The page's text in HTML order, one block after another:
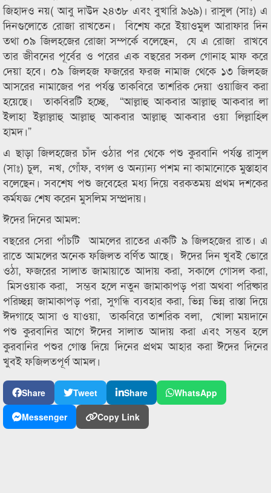
জিহাদও নয়( আবু দাউদ ২৪৩৮ এবং বুখারি ৯৬৯)। রাসুল (সাঃ) এ
দিনগুলোতে রোজা রাখতেন। বিশেষ করে ইয়াওমুল আরাফার দিন
তথা ০৯ জিলহজের রোজা সম্পর্কে বলেছেন, যে এ রোজা রাখবে
তার জীবনের পূর্বের ও পরের এক বছরের সকল গোনাহ মাফ করে
দেয়া হবে। ০৯ জিলহজ ফজরের ফরজ নামাজ থেকে ১৩ জিলহজ
আসরের নামাজের পর পর্যন্ত তাকবিরে তাশরিক দেয়া ওয়াজিব করা
হয়েছে। তাকবিরটি হচ্ছে, “আল্লাহু আকবার আল্লাহু আকবার লা
ইলাহা ইল্লাল্লাহু আল্লাহু আকবার আল্লাহু আকবার ওয়া লিল্লাহিল
হামদ।”
এ ছাড়া জিলহজের চাঁদ ওঠার পর থেকে পশু কুরবানি পর্যন্ত রাসুল
(সাঃ) চুল, নখ, গোঁফ, বগল ও অন্যান্য পশম না কামানোকে মুস্তাহাব
বলেছেন। সবশেষ পশু জবেহের মধ্য দিয়ে বরকতময় প্রথম দশকের
কর্মযজ্ঞ শেষ করেন মুসলিম সম্প্রদায়।
ঈদের দিনের আমল:
বছরের সেরা পাঁচটি আমলের রাতের একটি ৯ জিলহজের রাত। এ
রাতে আমলের অনেক ফজিলত বর্ণিত আছে। ঈদের দিন খুবই ভোরে
ওঠা, ফজরের সালাত জামায়াতে আদায় করা, সকালে গোসল করা,
মিসওয়াক করা, সম্ভব হলে নতুন জামাকাপড় পরা অথবা পরিষ্কার
পরিচ্ছন্ন জামাকাপড় পরা, সুগন্ধি ব্যবহার করা, ভিন্ন ভিন্ন রাস্তা দিয়ে
ঈদগাহে আসা ও যাওয়া, তাকবিরে তাশরিক বলা, খোলা ময়দানে
পশু কুরবানির আগে ঈদের সালাত আদায় করা এবং সম্ভব হলে
কুরবানির পশুর গোস্ত দিয়ে দিনের প্রথম আহার করা ঈদের দিনের
খুবই ফজিলতপূর্ণ আমল।
Share Tweet Share
WhatsApp
Messenger
Copy Link